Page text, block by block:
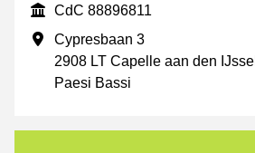
CdC
CdC 88896811
Indirizzo commerciale
Cypresbaan 3
2908 LT Capelle aan den IJssel
Paesi Bassi